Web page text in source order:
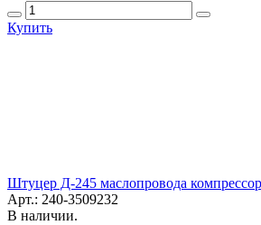
Купить
Штуцер Д-245 маслопровода
Арт.: 240-3509232
В наличии.